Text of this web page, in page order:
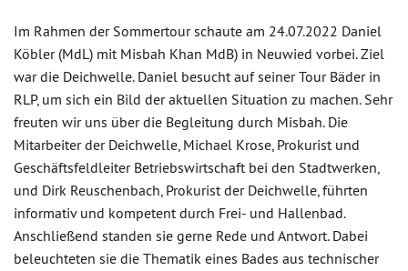
Im Rahmen der Sommertour schaute am 24.07.2022 Daniel
Köbler (MdL) mit Misbah Khan MdB) in Neuwied vorbei. Ziel
war die Deichwelle. Daniel besucht auf seiner Tour Bäder in
RLP, um sich ein Bild der aktuellen Situation zu machen. Sehr
freuten wir uns über die Begleitung durch Misbah. Die
Mitarbeiter der Deichwelle, Michael Krose, Prokurist und
Geschäftsfeldleiter Betriebswirtschaft bei den Stadtwerken,
und Dirk Reuschenbach, Prokurist der Deichwelle, führten
informativ und kompetent durch Frei- und Hallenbad.
Anschließend standen sie gerne Rede und Antwort. Dabei
beleuchteten sie die Thematik eines Bades aus technischer